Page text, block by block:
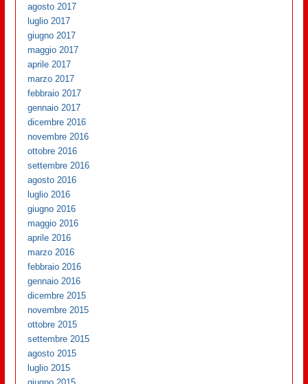
agosto 2017
luglio 2017
giugno 2017
maggio 2017
aprile 2017
marzo 2017
febbraio 2017
gennaio 2017
dicembre 2016
novembre 2016
ottobre 2016
settembre 2016
agosto 2016
luglio 2016
giugno 2016
maggio 2016
aprile 2016
marzo 2016
febbraio 2016
gennaio 2016
dicembre 2015
novembre 2015
ottobre 2015
settembre 2015
agosto 2015
luglio 2015